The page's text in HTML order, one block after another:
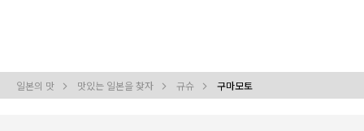
일본의 맛 맛있는 일본을 찾자 규슈 구마모토